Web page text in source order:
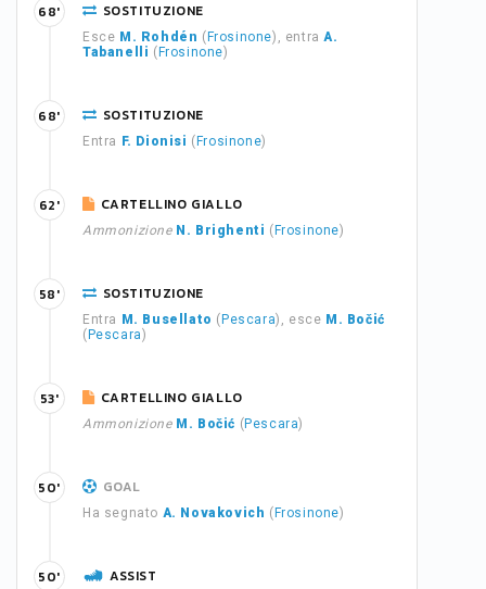
SOSTITUZIONE
Esce M. Rohdén ( Frosinone), entraA.
Tabanelli ( Frosinone)
68'
SOSTITUZIONE
Entra F. Dionisi ( Frosinone)
68'
CARTELLINO GIALLO
Ammonizione N. Brighenti ( Frosinone)
62'
SOSTITUZIONE
Entra M. Busellato ( Pescara), esce M. Bočić
( Pescara)
58'
CARTELLINO GIALLO
Ammonizione M. Bočić ( Pescara)
53'
GOAL
Ha segnato A. Novakovich ( Frosinone)
50'
ASSIST
50'